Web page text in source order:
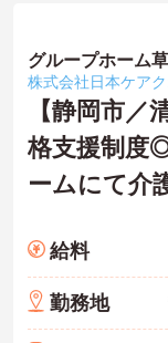
グループホーム
株式会社日本ケア
【静岡市
格支援制度
ームにて介
給料
勤務地